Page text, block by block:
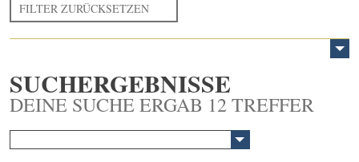
FILTER ZURÜCKSETZEN
SUCHERGEBNISSE
DEINE SUCHE ERGAB 12 TREFFER